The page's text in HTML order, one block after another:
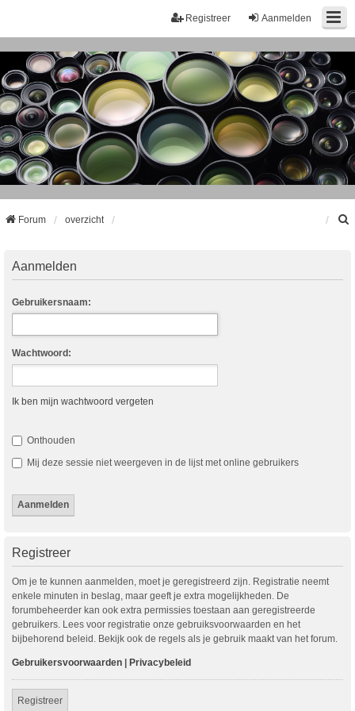
Aanmelden
Registreer
Forum overzicht
Aanmelden
Gebruikersnaam:
Wachtwoord:
Ik ben mijn wachtwoord vergeten
Onthouden
Mij deze sessie niet weergeven in de lijst met online gebruikers
Registreer
Om je te kunnen aanmelden, moet je geregistreerd zijn. Registratie neemt
enkele minuten in beslag, maar geeft je extra mogelijkheden. De
forumbeheerder kan ook extra permissies toestaan aan geregistreerde
gebruikers. Lees voor registratie onze gebruiksvoorwaarden en het
bijbehorend beleid. Bekijk ook de regels als je gebruik maakt van het forum.
Gebruikersvoorwaarden | Privacybeleid
Registreer